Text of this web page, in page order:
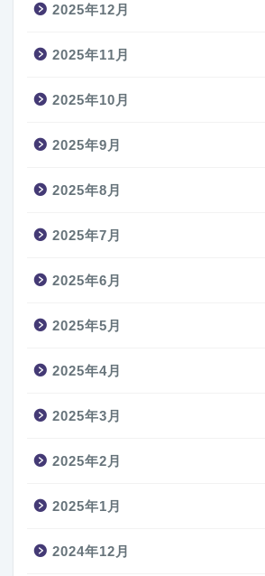
2025年12月
2025年11月
2025年10月
2025年9月
2025年8月
2025年7月
2025年6月
2025年5月
2025年4月
2025年3月
2025年2月
2025年1月
2024年12月